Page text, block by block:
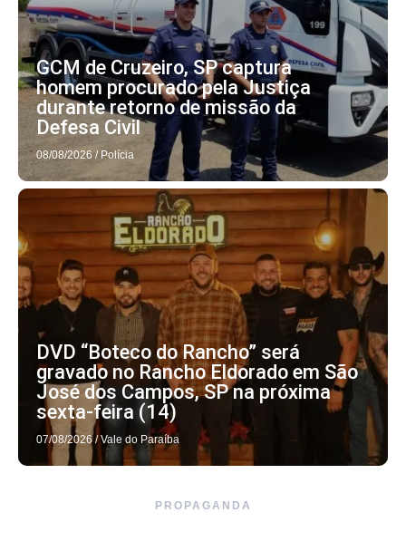
GCM de Cruzeiro, SP captura
homem procurado pela Justiça
durante retorno de missão da
Defesa Civil
08/08/2026 / Polícia
DVD “Boteco do Rancho” será
gravado no Rancho Eldorado em São
José dos Campos, SP na próxima
sexta-feira (14)
07/08/2026 / Vale do Paraíba
PROPAGANDA